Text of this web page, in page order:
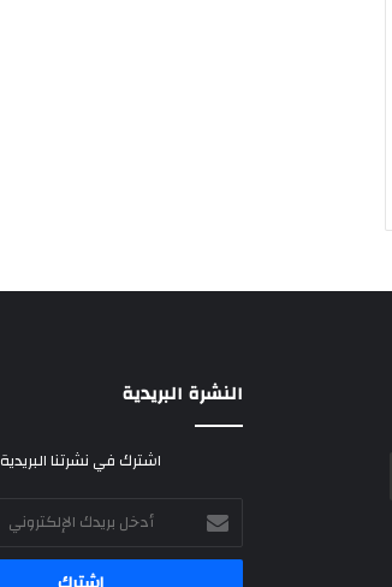
النشرة البريدية
اشترك في نشرتنا البريدية
أدخل
بريدك
الإلكتروني